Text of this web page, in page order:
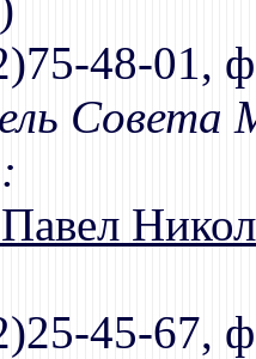
48-01,
Совета
45-67,